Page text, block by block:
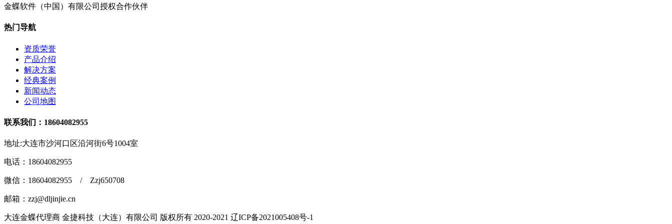
金蝶软件（中国）有限公司授权合作伙伴
热门导航
资质荣誉
产品介绍
解决方案
经典案例
新闻动态
公司地图
联系我们：18604082955
地址:大连市沙河口区沿河街6号1004室
电话：18604082955
微信：18604082955 / Zzj650708
邮箱：zzj@dljinjie.cn
大连金蝶代理商 金捷科技（大连）有限公司 版权所有 2020-2021 辽ICP备2021005408号-1